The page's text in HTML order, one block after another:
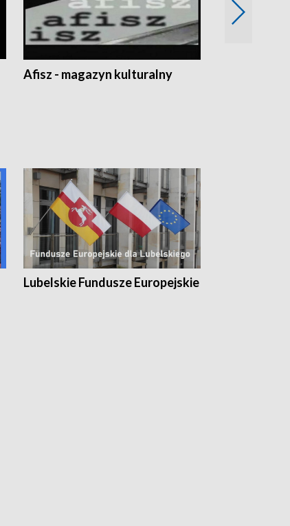
Afisz - magazyn kulturalny
Lubelskie Fundusze Europejskie